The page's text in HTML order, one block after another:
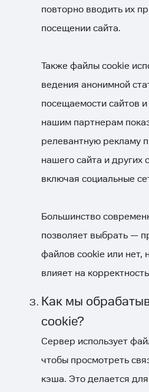
повторно вводить их
посещении сайта.
Также файлы cookie
ведения анонимной
посещаемости сайтов
нашим партнерам
релевантную рекламу
нашего сайта и других
включая социальные
Большинство
позволяет выбрать —
файлов cookie или нет,
влияет на
Как мы
cookie?
Сервер использует
чтобы просмотреть
кэша. Это делается